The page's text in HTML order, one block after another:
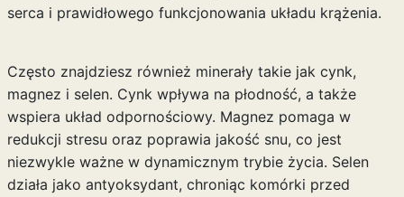
serca i prawidłowego funkcjonowania układu krążenia.
Często znajdziesz również minerały takie jak cynk,
magnez i selen. Cynk wpływa na płodność, a także
wspiera układ odpornościowy. Magnez pomaga w
redukcji stresu oraz poprawia jakość snu, co jest
niezwykle ważne w dynamicznym trybie życia. Selen
działa jako antyoksydant, chroniąc komórki przed